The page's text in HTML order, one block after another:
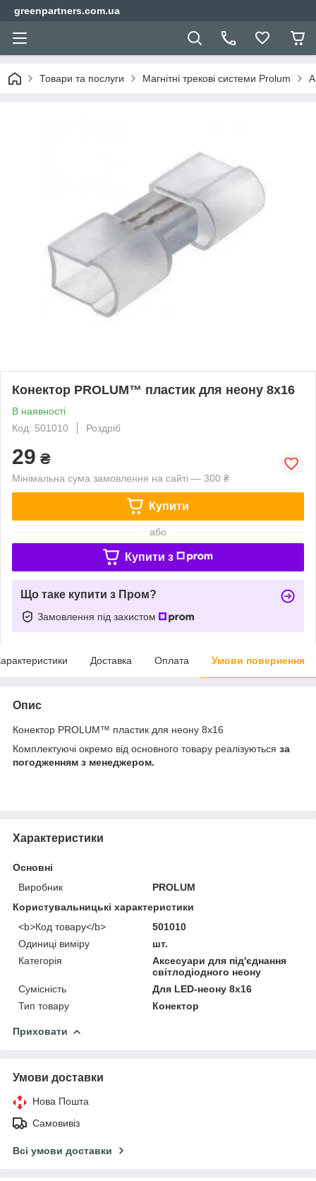
greenpartners.com.ua
Товари та послуги Магнітні трекові системи Prolum
Конектор PROLUM™ пластик для неону 8х16
В наявності
Код: 501010
Роздріб
29 ₴
Мінімальна сума замовлення на сайті — 300 ₴
Купити
або
Купити з
Що таке купити з Пром?
Замовлення під захистом
Доставка Оплата Умови повернення
Опис
Конектор PROLUM™ пластик для неону 8х16
Комплектуючі окремо від основного товару реалізуються за
погодженням з менеджером.
Характеристики
Основні
Виробник
PROLUM
Користувальницькі характеристики
<b>Код товару</b>
501010
Одиниці виміру
шт.
Категорія
Аксесуари для під'єднання
світлодіодного неону
Сумісність
Для LED-неону 8х16
Тип товару
Конектор
Приховати
Умови доставки
Нова Пошта
Самовивіз
Всі умови доставки